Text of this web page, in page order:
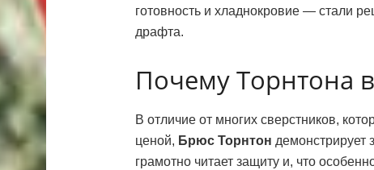
готовность и хладнокровие — стали
драфта.
Почему Торнтона
В отличие от многих сверстников,
ценой, Брюс Торнтон демонстрирует
грамотно читает защиту и, что